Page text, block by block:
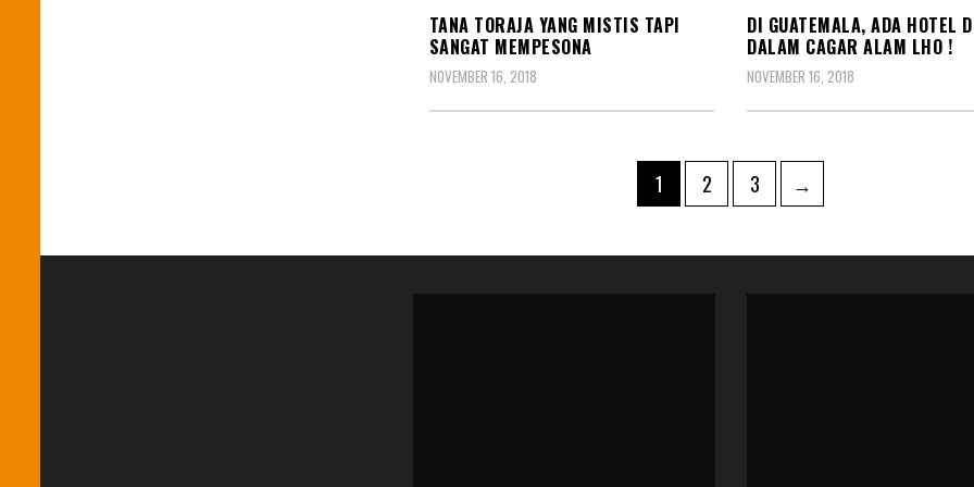
TANA TORAJA YANG MISTIS TAPI
SANGAT MEMPESONA
NOVEMBER 16, 2018
DI GUATEMALA, ADA HOTEL
DALAM CAGAR ALAM LHO !
NOVEMBER 16, 2018
Page
1 Page
2 Page
3 →